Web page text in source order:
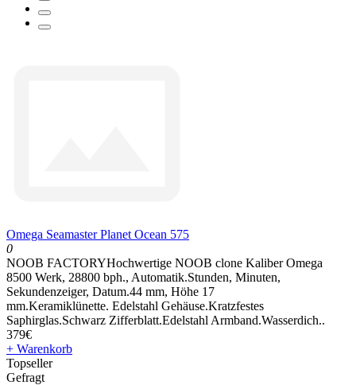
Omega Seamaster Planet Ocean 575
0
NOOB FACTORYHochwertige NOOB clone Kaliber Omega
8500 Werk, 28800 bph., Automatik.Stunden, Minuten,
Sekundenzeiger, Datum.44 mm, Höhe 17
mm.Keramiklünette. Edelstahl Gehäuse.Kratzfestes
Saphirglas.Schwarz Zifferblatt.Edelstahl Armband.Wasserdich..
379€
+ Warenkorb
Topseller
Gefragt